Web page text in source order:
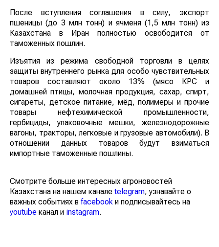
После вступления соглашения в силу, экспорт
пшеницы (до 3 млн тонн) и ячменя (1,5 млн тонн) из
Казахстана в Иран полностью освободится от
таможенных пошлин.
Изъятия из режима свободной торговли в целях
защиты внутреннего рынка для особо чувствительных
товаров составляют около 13% (мясо КРС и
домашней птицы, молочная продукция, сахар, спирт,
сигареты, детское питание, мёд, полимеры и прочие
товары нефтехимической промышленности,
гербициды, упаковочные мешки, железнодорожные
вагоны, тракторы, легковые и грузовые автомобили). В
отношении данных товаров будут взиматься
импортные таможенные пошлины.
Смотрите больше интересных агроновостей
Казахстана на нашем канале telegram, узнавайте о
важных событиях в facebook и подписывайтесь на
youtube канал и instagram.